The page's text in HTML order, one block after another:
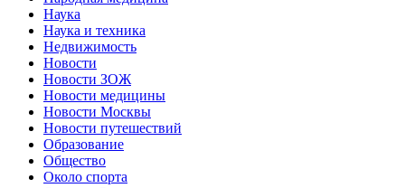
Наука
Наука и техника
Недвижимость
Новости
Новости ЗОЖ
Новости медицины
Новости Москвы
Новости путешествий
Образование
Общество
Около спорта